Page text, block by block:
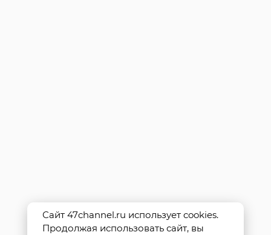
Сайт 47channel.ru использует cookies.
Продолжая использовать сайт, вы